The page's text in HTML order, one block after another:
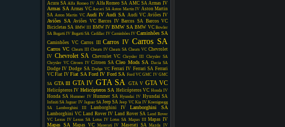
Acura SA Alfa Romeo IV Alfa Romeo SA AMC SA Armas IV
Armas SA Armas VC Ascari SA Aston Martin IV Aston Martin
SA Aston Martin VC Audi IV Audi SA Audi VC Aviões IV
Aviões SA Aviões VC Barcos IV Barcos SA Barcos VC
Bicicletas SA BMW III BMW IV BMW SA BMW VC Bowler
SA Bugatti IV Bugatti SA Cadillac IV Caminhões IV Caminhões SA
Caminhões VC Carros III Carros IV Carros SA
Carros VC Cheats III Cheats IV Cheats SA Cheats VC Chevrolet
IV Chevrolet SA Chevrolet VC Chrysler III Chrysler SA
Chrysler VC Citroen IV Citroen SA Cleo Mods SA Dacia SA
Dodge IV Dodge SA Dodge VC Ferrari IV Ferrari SA Ferrari
VC Fiat IV Fiat SA Ford IV Ford SA Ford VC GMC IV GMC
SA GTA III GTA IV GTA SA GTA V GTA VC
Helicópteros IV Helicópteros SA Helicópteros VC Honda IV
Honda SA Hummer IV Hummer SA Hyundai IV Hyundai SA
Infiniti SA Jaguar IV Jaguar SA Jeep SA Jeep VC Kia IV Koenigsegg
SA
Lamborghini III Lamborghini IV Lamborghini SA
Lamborghini VC Land Rover IV Land Rover SA Land Rover
VC Lexus IV Lexus SA Lotus IV Lotus SA Mapas III Mapas IV
Mapas SA Mapas VC Maserati IV Maserati SA Mazda IV